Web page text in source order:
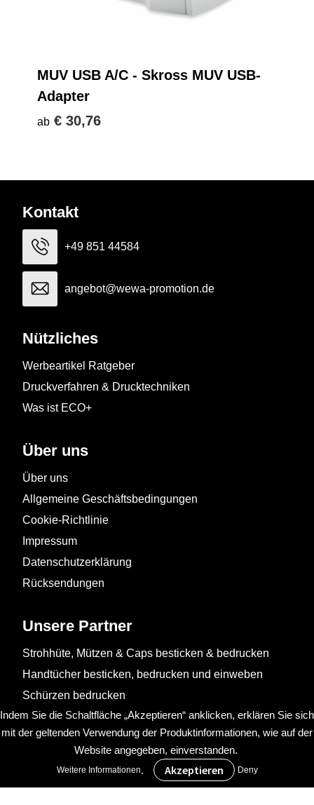
MUV USB A/C - Skross MUV USB-
Adapter
ab € 30,76
Kontakt
+49 851 44584
angebot@wewa-promotion.de
Nützliches
Werbeartikel Ratgeber
Druckverfahren & Drucktechniken
Was ist ECO+
Über uns
Über uns
Allgemeine Geschäftsbedingungen
Cookie-Richtlinie
Impressum
Datenschutzerklärung
Rücksendungen
Unsere Partner
Strohhüte, Mützen & Caps besticken & bedrucken
Handtücher besticken, bedrucken und einweben
Schürzen bedrucken
Indem Sie die Schaltfläche „Akzeptieren“ anklicken, erklären Sie sich
mit der geltenden Verwendung der Produktinformationen, wie auf der
Website angegeben, einverstanden.
Weitere Informationen. Deny